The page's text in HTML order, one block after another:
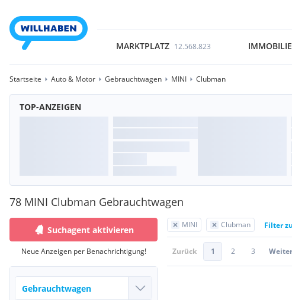
MARKTPLATZ 12.568.823
Startseite Auto & Motor Gebrauchtwagen MINI Clubman
TOP-ANZEIGEN
78 MINI Clubman Gebrauchtwagen
MINI Clubman Filter
Zurück 1 2 3 Weiter
Suchagent aktivieren
Neue Anzeigen per Benachrichtigung!